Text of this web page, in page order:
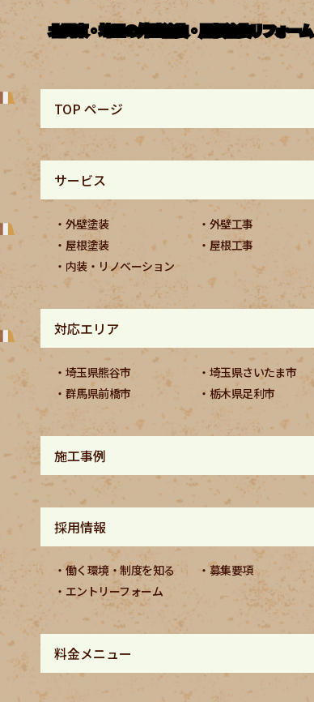
北関東・埼玉の外壁塗装・屋根塗装リフォーム
TOP ページ
サービス
外壁塗装
外壁工事
屋根塗装
屋根工事
内装・リノベーション
対応エリア
埼玉県熊谷市
埼玉県さいたま市
群馬県前橋市
栃木県足利市
施工事例
採用情報
働く環境・制度を知る
募集要項
エントリーフォーム
料金メニュー